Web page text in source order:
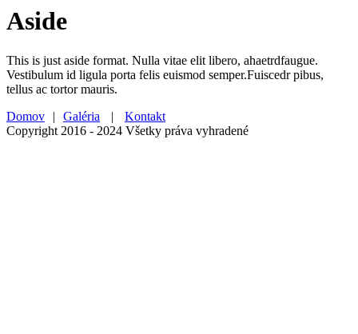
Aside
This is just aside format. Nulla vitae elit libero, ahaetrdfaugue.
Vestibulum id ligula porta felis euismod semper.Fuiscedr pibus,
tellus ac tortor mauris.
Domov
| Galéria |
Kontakt
Copyright 2016 - 2024 Všetky práva vyhradené